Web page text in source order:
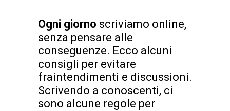
Ogni giorno scriviamo online,
senza pensare alle
conseguenze. Ecco alcuni
consigli per evitare
fraintendimenti e discussioni.
Scrivendo a conoscenti, ci
sono alcune regole per